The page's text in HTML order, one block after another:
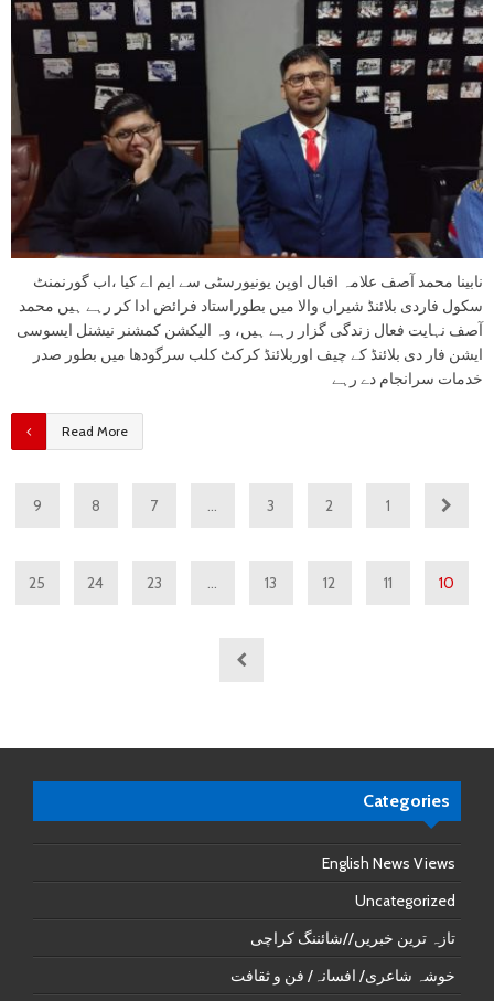
نابینا محمد آصف علامہ اقبال اوپن یونیورسٹی سے ایم اے کیا ،اب گورنمنٹ
سکول فاردی بلائنڈ شیراں والا میں بطوراستاد فرائض ادا کر رہے ہیں محمد
آصف نہایت فعال زندگی گزار رہے ہیں، وہ الیکشن کمشنر نیشنل ایسوسی
ایشن فار دی بلائنڈ کے چیف اوربلائنڈ کرکٹ کلب سرگودھا میں بطور صدر
خدمات سرانجام دے رہے
Read More
1
2
3
…
7
8
9
10
11
12
13
…
23
24
25
Categories
English News Views
Uncategorized
تازہ ترین خبریں//شائننگ کراچی
خوشہ شاعری/ افسانہ/ فن و ثقافت